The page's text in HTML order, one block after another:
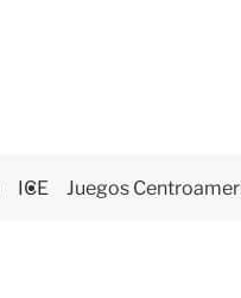
ICE Juegos